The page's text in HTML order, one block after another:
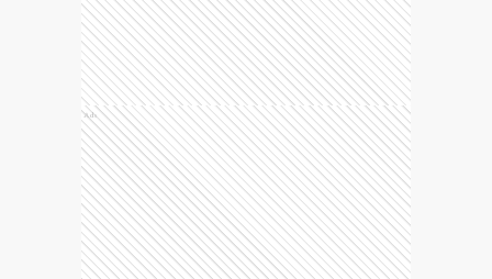
Ads